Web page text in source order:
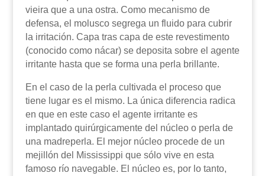
vieira que a una ostra. Como mecanismo de
defensa, el molusco segrega un fluido para cubrir
la irritación. Capa tras capa de este revestimento
(conocido como nácar) se deposita sobre el agente
irritante hasta que se forma una perla brillante.
En el caso de la perla cultivada el proceso que
tiene lugar es el mismo. La única diferencia radica
en que en este caso el agente irritante es
implantado quirúrgicamente del núcleo o perla de
una madreperla. El mejor núcleo procede de un
mejillón del Mississippi que sólo vive en esta
famoso río navegable. El núcleo es, por lo tanto,